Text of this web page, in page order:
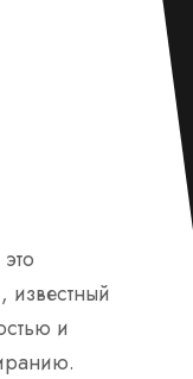
известный
и